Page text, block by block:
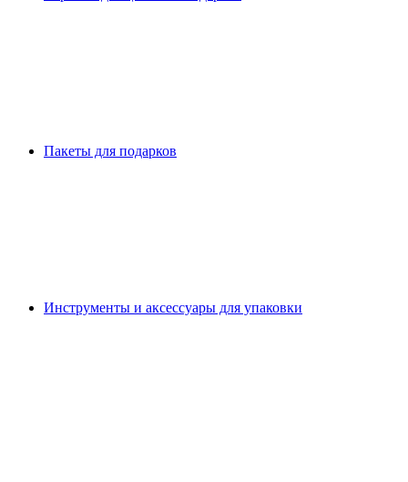
Пакеты для подарков
Инструменты и аксессуары для упаковки